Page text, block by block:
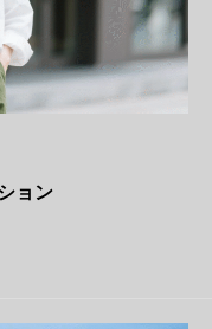
ョン